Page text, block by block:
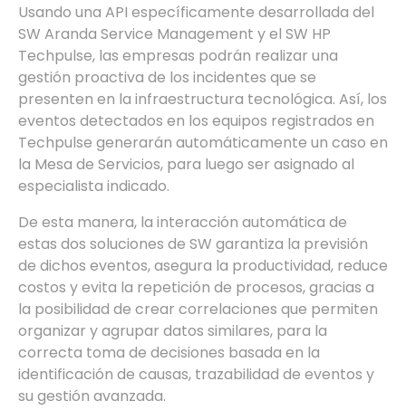
Usando una API específicamente desarrollada del
SW Aranda Service Management y el SW HP
Techpulse, las empresas podrán realizar una
gestión proactiva de los incidentes que se
presenten en la infraestructura tecnológica. Así, los
eventos detectados en los equipos registrados en
Techpulse generarán automáticamente un caso en
la Mesa de Servicios, para luego ser asignado al
especialista indicado.
De esta manera, la interacción automática de
estas dos soluciones de SW garantiza la previsión
de dichos eventos, asegura la productividad, reduce
costos y evita la repetición de procesos, gracias a
la posibilidad de crear correlaciones que permiten
organizar y agrupar datos similares, para la
correcta toma de decisiones basada en la
identificación de causas, trazabilidad de eventos y
su gestión avanzada.